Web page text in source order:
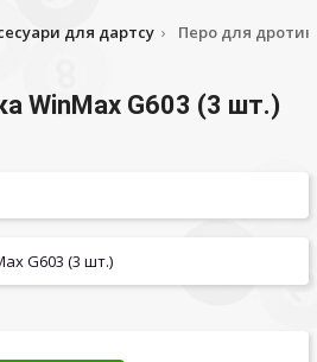
для дартсу Перо для
WinMax G603 (3 шт.)